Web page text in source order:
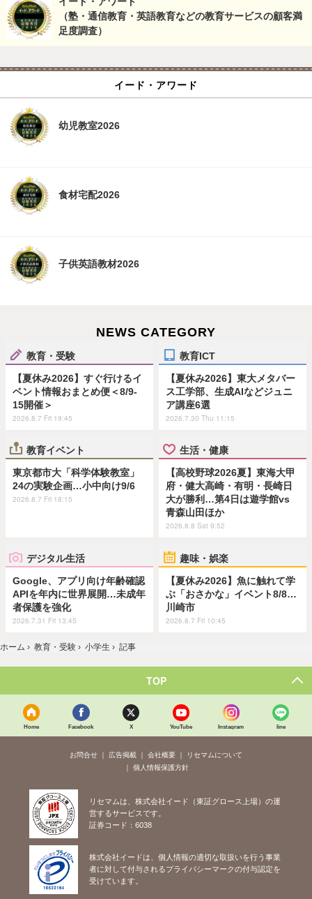
（塾・通信教育・英語教育などの教育サービスの顧客満
足度調査）
イード・アワード
幼児教室2026
食材宅配2026
子供英語教材2026
NEWS CATEGORY
教育・受験
【夏休み2026】すぐ行けるイ
ベント情報おまとめ便＜8/9-
15開催＞
2026.8.7 Fri 19:45
教育ICT
【夏休み2026】東大メタバー
ス工学部、生成AIなどジュニ
ア講座6選
2026.7.30 Thu 11:15
教育イベント
東京都市大「科学体験教室」
24の実験企画…小中向け9/6
2026.8.7 Fri 18:15
生活・健康
【高校野球2026夏】東海大甲
府・健大高崎・有明・長崎日
大が勝利…第4日は遊学館vs
青森山田ほか
2026.8.8 Sat 9:52
デジタル生活
Google、アプリ向け年齢確認
APIを年内に世界展開…未成年
者保護を強化
2026.7.31 Fri 13:45
趣味・娯楽
【夏休み2026】魚に触れて学
ぶ「おさかな」イベント8/8…
川崎市
2026.8.7 Fri 10:45
ホーム › 教育・受験 › 小学生 › 記事
TOP
Home Facebook X YouTube Instagram line
お問合せ 広告掲載 会社概要
リセマムについて
個人情報保護方針
リセマムは、株式会社イード（東証グロース上場）の運
営するサービスです。
証券コード：6038
株式会社イードは、個人情報の適切な取扱いを行う事業
者に対して付与されるプライバシーマークの付与認定を
受けています。